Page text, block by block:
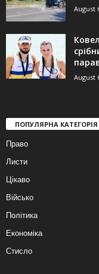
August
August
ПОПУЛЯРНА КАТЕГОРІЯ
Право
Листи
Цікаво
Військо
Політика
Економіка
Стисло